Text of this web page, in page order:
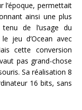
l’époque, permettait
ainsi une plus
de l’usage du
jeu d’Ocean avec
cette conversion
pas grand-chose
Sa réalisation 8
16 bits, sans